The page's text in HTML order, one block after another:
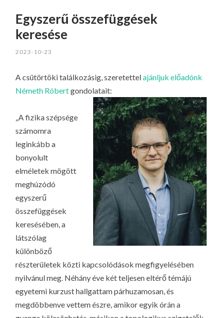
Egyszerű összefüggések
keresése
2023-10-23
A csütörtöki találkozásig, szeretettelajánljuk előadónk
Németh Róbertgondolatait:
„A fizika szépsége
számomra
leginkább a
bonyolult
elméletek mögött
meghúzódó
egyszerű
összefüggések
keresésében, a
látszólag
különböző
részterületek közti kapcsolódások megfigyelésében
nyilvánul meg. Néhány éve két teljesen eltérő témájú
egyetemi kurzust hallgattam párhuzamosan, és
megdöbbenve vettem észre, amikor egyik órán a